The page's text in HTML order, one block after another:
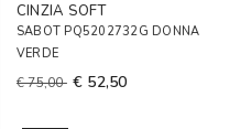
CINZIA SOFT
SABOT PQ5202732G DONNA
VERDE
€ 75,00 € 52,50